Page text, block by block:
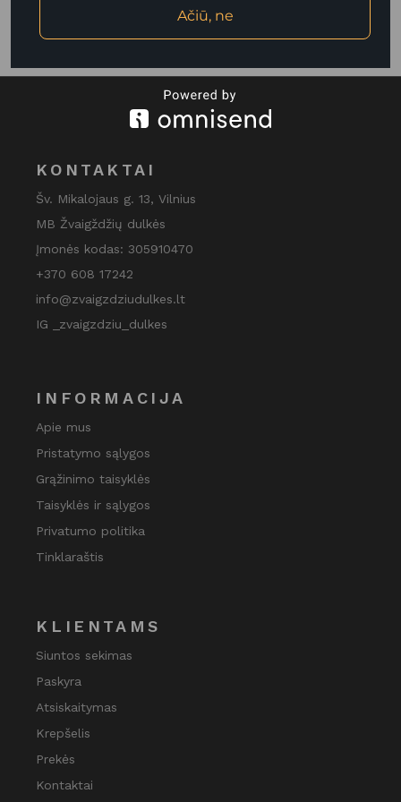
KONTAKTAI
Šv. Mikalojaus g. 13, Vilnius
MB Žvaigždžių dulkės
Įmonės kodas: 305910470
+370 608 17242
info@zvaigzdziudulkes.lt
IG _zvaigzdziu_dulkes
INFORMACIJA
Apie mus
Pristatymo sąlygos
Grąžinimo taisyklės
Taisyklės ir sąlygos
Privatumo politika
Tinklaraštis
KLIENTAMS
Siuntos sekimas
Paskyra
Atsiskaitymas
Krepšelis
Prekės
Kontaktai
Ačiū, ne